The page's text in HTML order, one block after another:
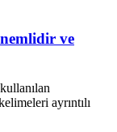
ve
ayrıntılı